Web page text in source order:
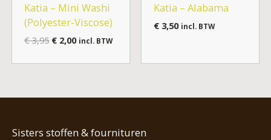
Katia – Mini Washi
(Polyester-Viscose)
€3,95 €2,00 incl. BTW
Katia – Alabama
€3,50 incl. BTW
Sisters stoffen & fournituren